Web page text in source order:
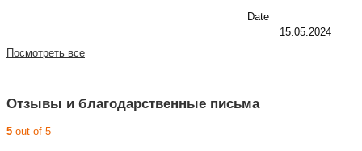
Date
15.05.2024
Посмотреть все
Отзывы и благодарственные письма
5 out of 5